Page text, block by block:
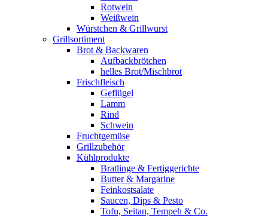
Rotwein
Weißwein
Würstchen & Grillwurst
Grillsortiment
Brot & Backwaren
Aufbackbrötchen
helles Brot/Mischbrot
Frischfleisch
Geflügel
Lamm
Rind
Schwein
Fruchtgemüse
Grillzubehör
Kühlprodukte
Bratlinge & Fertiggerichte
Butter & Margarine
Feinkostsalate
Saucen, Dips & Pesto
Tofu, Seitan, Tempeh & Co.